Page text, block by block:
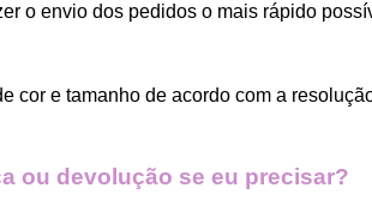
o envio dos pedidos o mais rápido
cor e tamanho de acordo com a
ou devolução se eu precisar?